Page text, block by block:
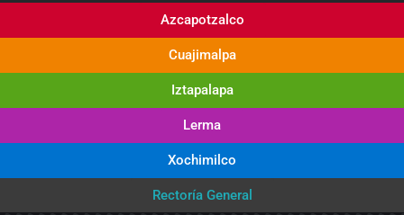
Azcapotzalco
Cuajimalpa
Iztapalapa
Lerma
Xochimilco
Rectoría General